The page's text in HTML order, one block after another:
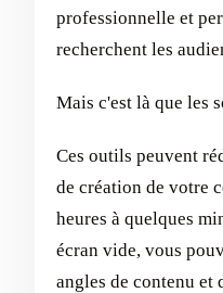
professionnelle et
recherchent les
Mais c'est là que les
Ces outils peuvent
de création de votre
heures à quelques
écran vide, vous
angles de contenu et